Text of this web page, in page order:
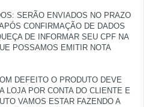
SERÃO ENVIADOS NO PRAZO
CONFIRMAÇÃO DE DADOS
DE INFORMAR SEU CPF NA
POSSAMOS EMITIR NOTA
DEFEITO O PRODUTO DEVE
LOJA POR CONTA DO CLIENTE E
VAMOS ESTAR FAZENDO A